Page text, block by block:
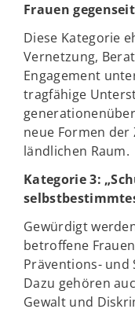
Frauen
Diese Kategorie
Vernetzung,
Engagement
tragfähige
neue Formen
ländlichen Raum.
Kategorie 3:
Gewürdigt
betroffene
Präventions- und
Dazu gehören
Gewalt und